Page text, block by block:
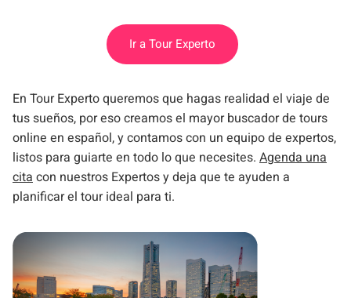
Ir a Tour Experto
En Tour Experto queremos que hagas realidad el viaje de
tus sueños, por eso creamos el mayor buscador de tours
online en español, y contamos con un equipo de expertos,
listos para guiarte en todo lo que necesites. Agenda una
citacon nuestros Expertos y deja que te ayuden a
planificar el tour ideal para ti.